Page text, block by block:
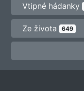
Vtipné hádanky
Ze života 649